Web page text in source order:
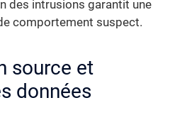
des intrusions garantit une
comportement suspect.
source et
données